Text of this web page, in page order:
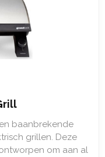
baanbrekende
grillen. Deze
om aan al